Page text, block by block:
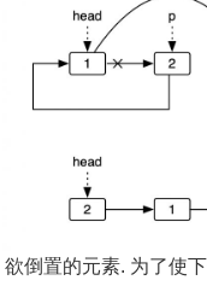
倒置的元素. 为了使